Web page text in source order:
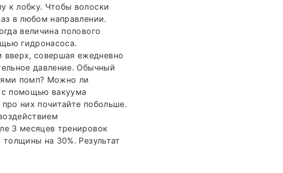
к лобку. Чтобы волоски
в любом направлении.
величина полового
гидронасоса.
совершая ежедневно
давление. Обычный
помп? Можно ли
с помощью вакуума
них почитайте побольше.
3 месяцев тренировок
на 30%. Результат